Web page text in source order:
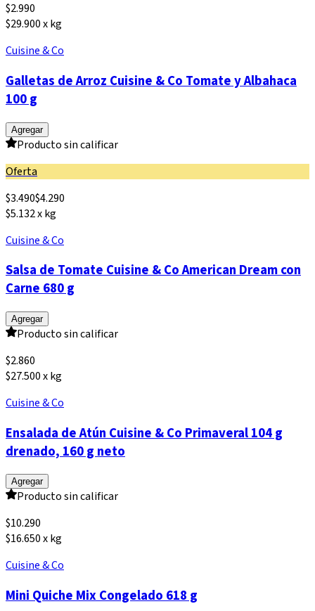
$2.990
$29.900 x kg
Cuisine & Co
Galletas de Arroz Cuisine & Co Tomate y Albahaca
100 g
Agregar
Producto sin calificar
Oferta
$3.490$4.290
$5.132 x kg
Cuisine & Co
Salsa de Tomate Cuisine & Co American Dream con
Carne 680 g
Agregar
Producto sin calificar
$2.860
$27.500 x kg
Cuisine & Co
Ensalada de Atún Cuisine & Co Primaveral 104 g
drenado, 160 g neto
Agregar
Producto sin calificar
$10.290
$16.650 x kg
Cuisine & Co
Mini Quiche Mix Congelado 618 g